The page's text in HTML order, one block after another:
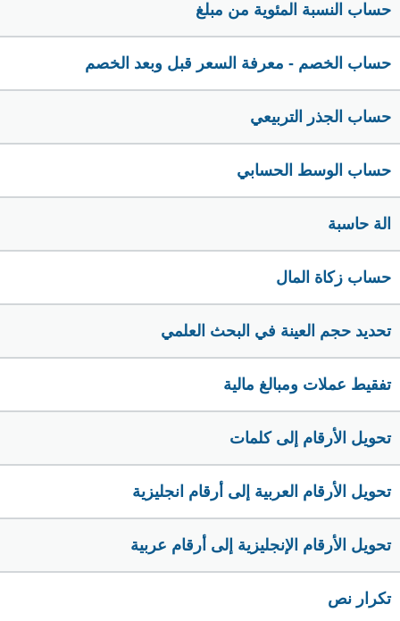
حساب النسبة المئوية من مبلغ
حساب الخصم - معرفة السعر قبل وبعد الخصم
حساب الجذر التربيعي
حساب الوسط الحسابي
الة حاسبة
حساب زكاة المال
تحديد حجم العينة في البحث العلمي
تفقيط عملات ومبالغ مالية
تحويل الأرقام إلى كلمات
تحويل الأرقام العربية إلى أرقام انجليزية
تحويل الأرقام الإنجليزية إلى أرقام عربية
تكرار نص